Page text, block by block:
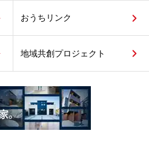
おうちリンク
地域共創プロジェクト